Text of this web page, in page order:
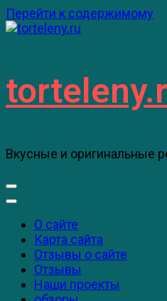
Перейти к содержимому
Вкусные и оригинальные
О сайте
Карта сайта
Отзывы о сайте
Отзывы
Наши проекты